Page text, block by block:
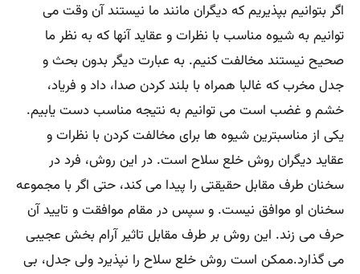
اگر بتوانیم بپذیریم که دیگران مانند ما نیستند آن وقت می
توانیم به شیوه مناسب با نظرات و عقاید آنها که به نظر ما
صحیح نیستند مخالفت کنیم. به عبارت دیگر بدون بحث و
جدل مخرب که غالبا همراه با بلند کردن صدا، داد و فریاد،
خشم و غضب است می توانیم به نتیجه مناسب دست یابیم.
یکی از مناسبترین شیوه ها برای مخالفت کردن با نظرات و
عقاید دیگران روش خلع سلاح است. در این روش، فرد در
سخنان طرف مقابل حقیقتی را پیدا می کند، حتی اگر با مجموعه
سخنان او موافق نیست. و سپس در مقام موافقت و تایید آن
حرف می زند. این روش بر طرف مقابل تاثیر آرام بخش عجیبی
می گذارد.ممکن است روش خلع سلاح را نپذیرد ولی جدل، بی